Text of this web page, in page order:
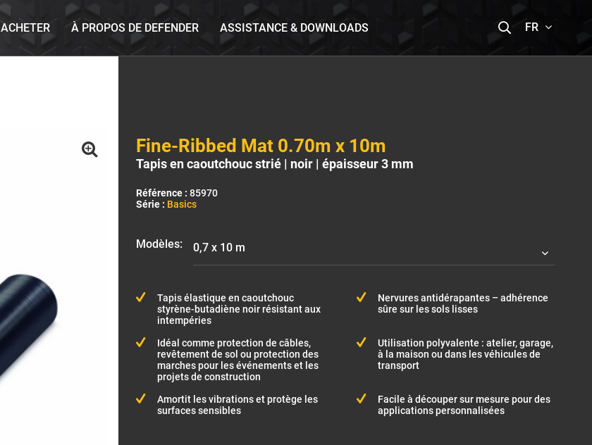
ACHETER À PROPOS DE DEFENDER ASSISTANCE & DOWNLOADS FR
Fine-Ribbed Mat 0.70m x 10m
Tapis en caoutchouc strié | noir | épaisseur 3 mm
Référence : 85970
Série : Basics
Modèles:
Tapis élastique en caoutchouc
styrène-butadiène noir résistant aux
intempéries
Nervures antidérapantes – adhérence
sûre sur les sols lisses
Idéal comme protection de câbles,
revêtement de sol ou protection des
marches pour les événements et les
projets de construction
Utilisation polyvalente : atelier, garage,
à la maison ou dans les véhicules de
transport
Amortit les vibrations et protège les
surfaces sensibles
Facile à découper sur mesure pour des
applications personnalisées